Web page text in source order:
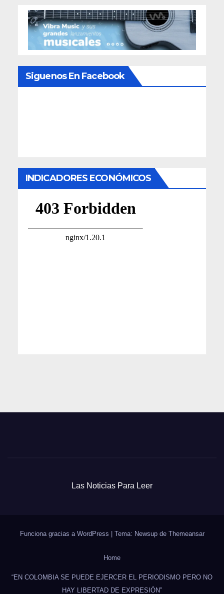
Siguenos En Facebook
INDICADORES ECONÓMICOS
Las Noticias Para Leer
Funciona gracias a WordPress | Tema: Newsup de Themeansar
Home
“EN COLOMBIA SE PUEDE EJERCER EL PERIODISMO PERO NO
HAY LIBERTAD DE EXPRESIÓN”